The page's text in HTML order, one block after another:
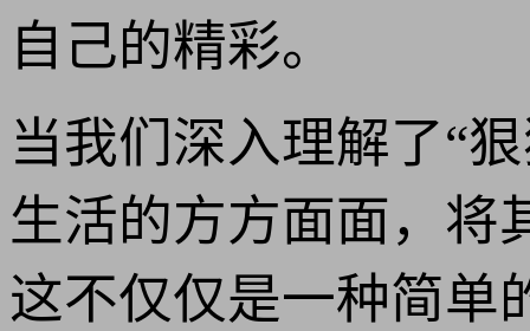
自己的精彩。
当我们深入理解了“
生活的方方面面，将
这不仅仅是一种简单